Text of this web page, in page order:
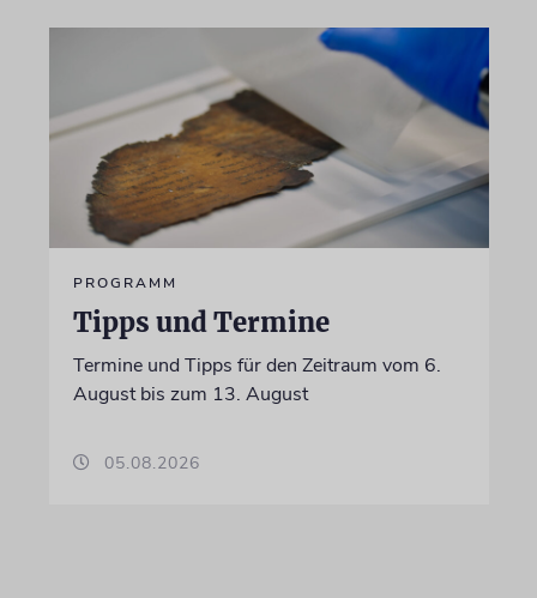
PROGRAMM
Tipps und Termine
Termine und Tipps für den Zeitraum vom 6.
August bis zum 13. August
05.08.2026